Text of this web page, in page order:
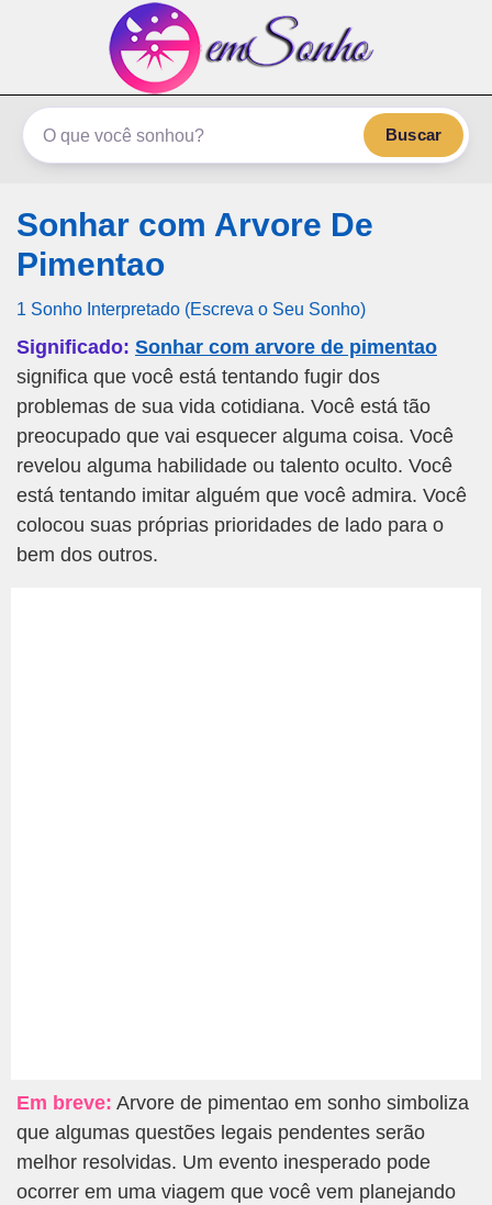
emSonho.com
Os sonhos significam mais
Buscar
Sonhar com Arvore De
Pimentao
1 Sonho Interpretado (Escreva o Seu Sonho)
Significado: Sonhar com arvore de pimentao
significa que você está tentando fugir dos
problemas de sua vida cotidiana. Você está tão
preocupado que vai esquecer alguma coisa. Você
revelou alguma habilidade ou talento oculto. Você
está tentando imitar alguém que você admira. Você
colocou suas próprias prioridades de lado para o
bem dos outros.
Em breve: Arvore de pimentao em sonho simboliza
que algumas questões legais pendentes serão
melhor resolvidas. Um evento inesperado pode
ocorrer em uma viagem que você vem planejando